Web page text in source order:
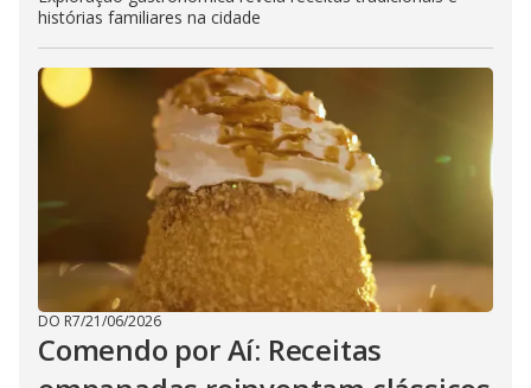
histórias familiares na cidade
DO R7/21/06/2026
Comendo por Aí: Receitas